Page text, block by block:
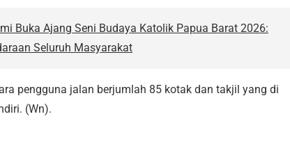
Buka Ajang Seni Budaya Katolik Papua Barat 2026:
Seluruh Masyarakat
pengguna jalan berjumlah 85 kotak dan takjil yang di
(Wn).